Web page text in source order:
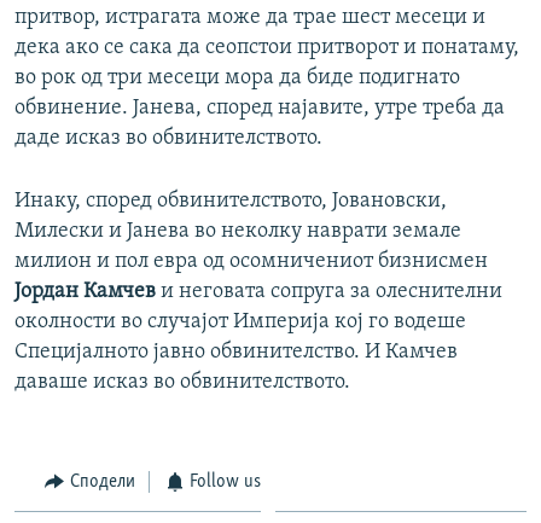
притвор, истрагата може да трае шест месеци и
дека ако се сака да сеопстои притворот и понатаму,
во рок од три месеци мора да биде подигнато
обвинение. Јанева, според најавите, утре треба да
даде исказ во обвинителството.
Инаку, според обвинителството, Јовановски,
Милески и Јанева во неколку наврати земале
милион и пол евра од осомничениот бизнисмен
Јордан Камчев и неговата сопруга за олеснителни
околности во случајот Империја кој го водеше
Специјалното јавно обвинителство. И Камчев
даваше исказ во обвинителството.
Сподели Follow us